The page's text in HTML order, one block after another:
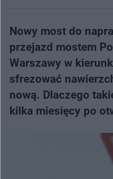
Nowy most do
przejazd mostem
Warszawy w
sfrezować
nową. Dlaczego
kilka miesięcy po